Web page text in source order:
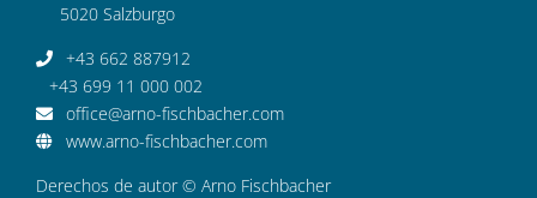
5020 Salzburgo
+43 662 887912
+43 699 11 000 002
office@arno-fischbacher.com
www.arno-fischbacher.com
Derechos de autor © Arno Fischbacher